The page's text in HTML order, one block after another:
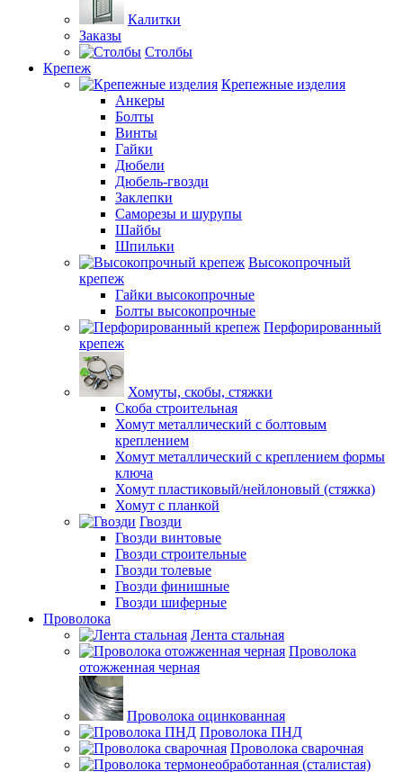
Калитки
Заказы
Столбы
Крепеж
Крепежные изделия
Анкеры
Болты
Винты
Гайки
Дюбели
Дюбель-гвозди
Заклепки
Саморезы и шурупы
Шайбы
Шпильки
Высокопрочный
крепеж
Гайки высокопрочные
Болты высокопрочные
Перфорированный
крепеж
Хомуты, скобы, стяжки
Скоба строительная
Хомут металлический с болтовым
креплением
Хомут металлический с креплением формы
ключа
Хомут пластиковый/нейлоновый (стяжка)
Хомут с планкой
Гвозди
Гвозди винтовые
Гвозди строительные
Гвозди толевые
Гвозди финишные
Гвозди шиферные
Проволока
Лента стальная
Проволока
отожженная черная
Проволока оцинкованная
Проволока ПНД
Проволока сварочная